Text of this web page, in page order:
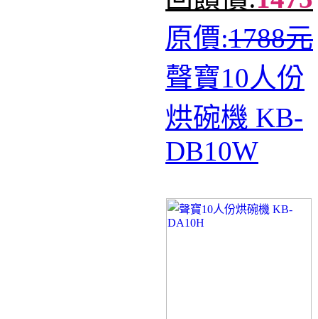
原價:1788元
聲寶10人份
烘碗機 KB-
DB10W